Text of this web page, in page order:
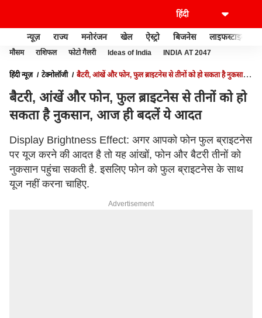
न्यूज़ राज्य मनोरंजन खेल ऐस्ट्रो बिजनेस लाइफस्टाइल
मौसम राशिफल फोटो गैलरी Ideas of India INDIA AT 2047
हिंदी न्यूज़ टेक्नोलॉजी
बैटरी, आंखें और फोन, फुल ब्राइटनेस से तीनों को हो सकता है नुकसान,
बैटरी, आंखें और फोन, फुल ब्राइटनेस से तीनों को हो
सकता है नुकसान, आज ही बदलें ये आदत
Display Brightness Effect: अगर आपको फोन फुल ब्राइटनेस
पर यूज करने की आदत है तो यह आंखों, फोन और बैटरी तीनों को
नुकसान पहुंचा सकती है. इसलिए फोन को फुल ब्राइटनेस के साथ
यूज नहीं करना चाहिए.
Advertisement